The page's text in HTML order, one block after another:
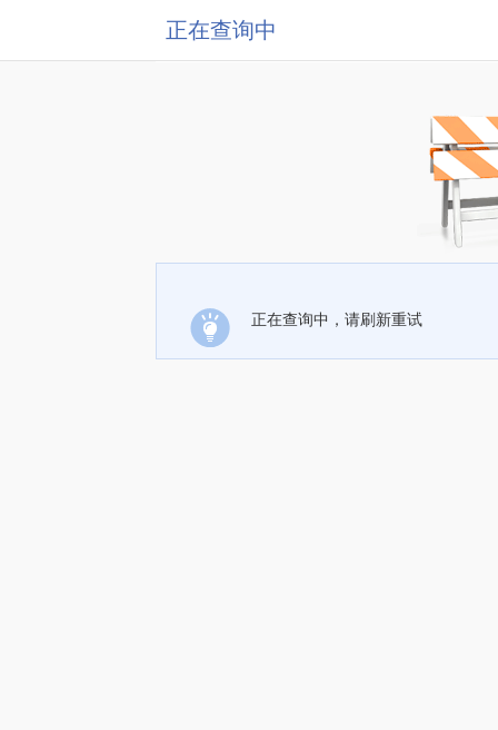
正在查询中
正在查询中，请刷新重试